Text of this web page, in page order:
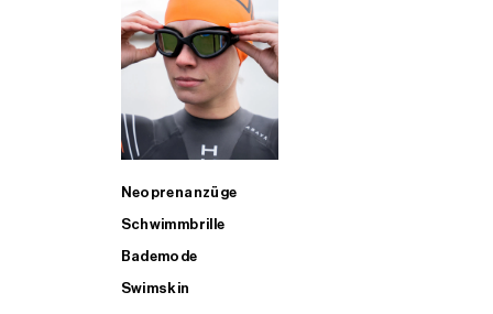
Neoprenanzüge
Schwimmbrille
Bademode
Swimskin